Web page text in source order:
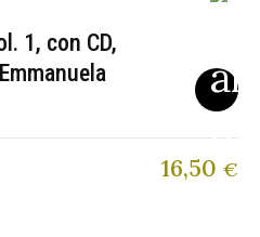
1, con CD,
16,50 €